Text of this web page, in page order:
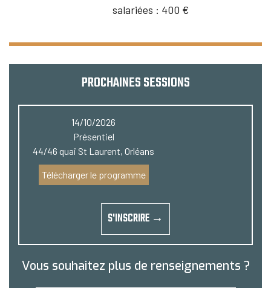
salariées : 400 €
PROCHAINES SESSIONS
14/10/2026
Présentiel
44/46 quai St Laurent, Orléans
Télécharger le programme
S'INSCRIRE →
Vous souhaitez plus de renseignements ?